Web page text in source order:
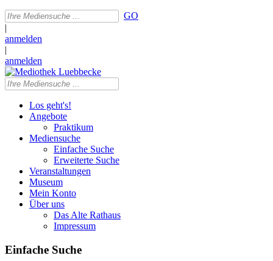
GO
|
anmelden
|
anmelden
Los geht's!
Angebote
Praktikum
Mediensuche
Einfache Suche
Erweiterte Suche
Veranstaltungen
Museum
Mein Konto
Über uns
Das Alte Rathaus
Impressum
Einfache Suche